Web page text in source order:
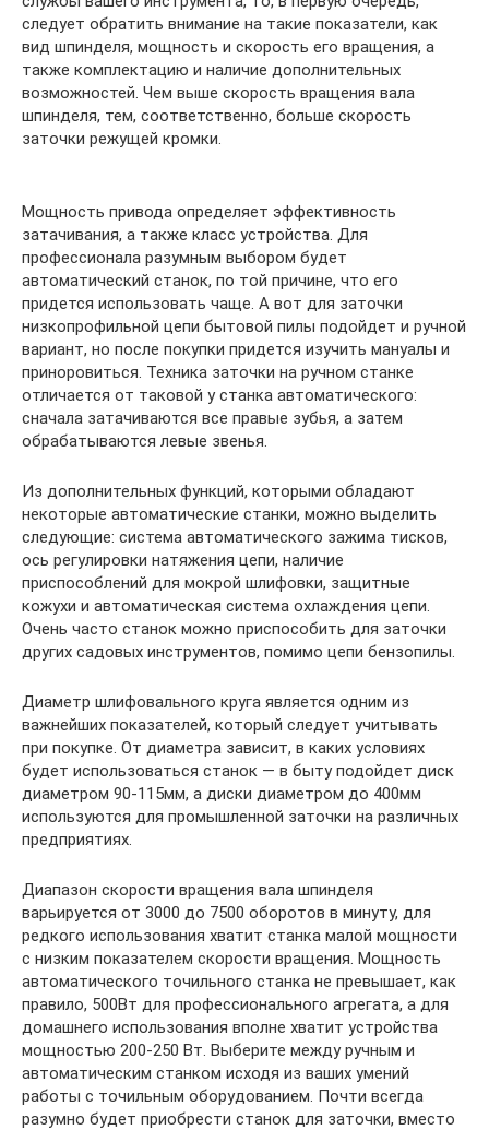
следует обратить внимание на такие показатели, как
вид шпинделя, мощность и скорость его вращения, а
также комплектацию и наличие дополнительных
возможностей. Чем выше скорость вращения вала
шпинделя, тем, соответственно, больше скорость
заточки режущей кромки.
Мощность привода определяет эффективность
затачивания, а также класс устройства. Для
профессионала разумным выбором будет
автоматический станок, по той причине, что его
придется использовать чаще. А вот для заточки
низкопрофильной цепи бытовой пилы подойдет и ручной
вариант, но после покупки придется изучить мануалы и
приноровиться. Техника заточки на ручном станке
отличается от таковой у станка автоматического:
сначала затачиваются все правые зубья, а затем
обрабатываются левые звенья.
Из дополнительных функций, которыми обладают
некоторые автоматические станки, можно выделить
следующие: система автоматического зажима тисков,
ось регулировки натяжения цепи, наличие
приспособлений для мокрой шлифовки, защитные
кожухи и автоматическая система охлаждения цепи.
Очень часто станок можно приспособить для заточки
других садовых инструментов, помимо цепи бензопилы.
Диаметр шлифовального круга является одним из
важнейших показателей, который следует учитывать
при покупке. От диаметра зависит, в каких условиях
будет использоваться станок — в быту подойдет диск
диаметром 90-115мм, а диски диаметром до 400мм
используются для промышленной заточки на различных
предприятиях.
Диапазон скорости вращения вала шпинделя
варьируется от 3000 до 7500 оборотов в минуту, для
редкого использования хватит станка малой мощности
с низким показателем скорости вращения. Мощность
автоматического точильного станка не превышает, как
правило, 500Вт для профессионального агрегата, а для
домашнего использования вполне хватит устройства
мощностью 200-250 Вт. Выберите между ручным и
автоматическим станком исходя из ваших умений
работы с точильным оборудованием. Почти всегда
разумно будет приобрести станок для заточки, вместо